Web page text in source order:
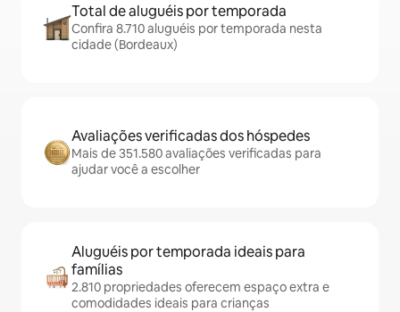
Total de aluguéis por temporada
Confira 8.710 aluguéis por temporada nesta
cidade (Bordeaux)
Avaliações verificadas dos hóspedes
Mais de 351.580 avaliações verificadas para
ajudar você a escolher
Aluguéis por temporada ideais para
famílias
2.810 propriedades oferecem espaço extra e
comodidades ideais para crianças